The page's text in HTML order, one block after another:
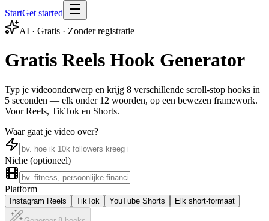
StartGet started
AI · Gratis · Zonder registratie
Gratis Reels Hook Generator
Typ je videoonderwerp en krijg 8 verschillende scroll-stop hooks in
5 seconden — elk onder 12 woorden, op een bewezen framework.
Voor Reels, TikTok en Shorts.
Waar gaat je video over?
Niche (optioneel)
Platform
Instagram Reels TikTok YouTube Shorts Elk short-formaat